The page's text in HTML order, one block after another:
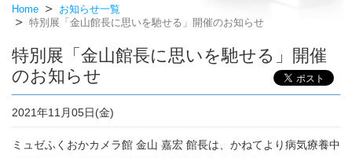
Home
お知らせ一覧
特別展「金山館長に思いを馳せる」開催のお知らせ
特別展「金山館長に思いを馳せる」開催
のお知らせ
2021年11月05日(金)
ミュゼふくおかカメラ館 金山 嘉宏 館長は、かねてより病気療養中